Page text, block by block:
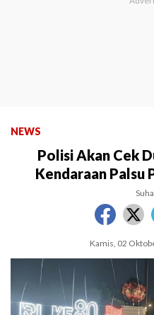
NEWS
Polisi Akan Cek
Kendaraan Palsu
Kamis, 02